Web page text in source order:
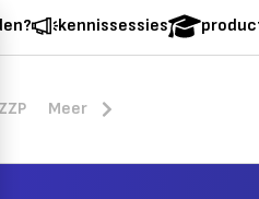
kennissessies
Meer